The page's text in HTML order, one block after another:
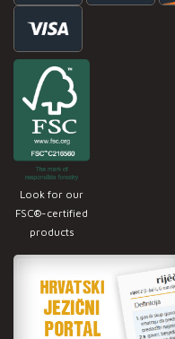
Look for our
FSC®-certified
products